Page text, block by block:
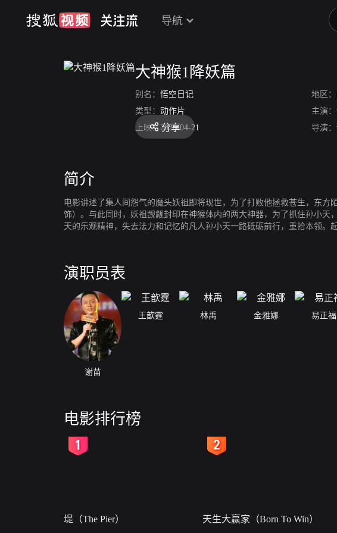
导航
大神猴1降妖篇
别名： 悟空日记 地区：
类型： 动作片 主演：
上映： 2020-04-21 导演：
分享
简介
电影讲述了集人间怨气的魔头妖祖即将现世，为了打败他拯救苍生，东
饰）。与此同时，妖祖觊觎封印在神猴体内的两大神器，为了抓住孙小
天的乐观精神，失去法力和记忆的凡人孙小天一路砥砺前行，重拾本领
演职员表
谢苗
王歆霆 林禹 金雅娜 易正福
电影排行榜
堤（The Pier） 天生大赢家（Born To Win）